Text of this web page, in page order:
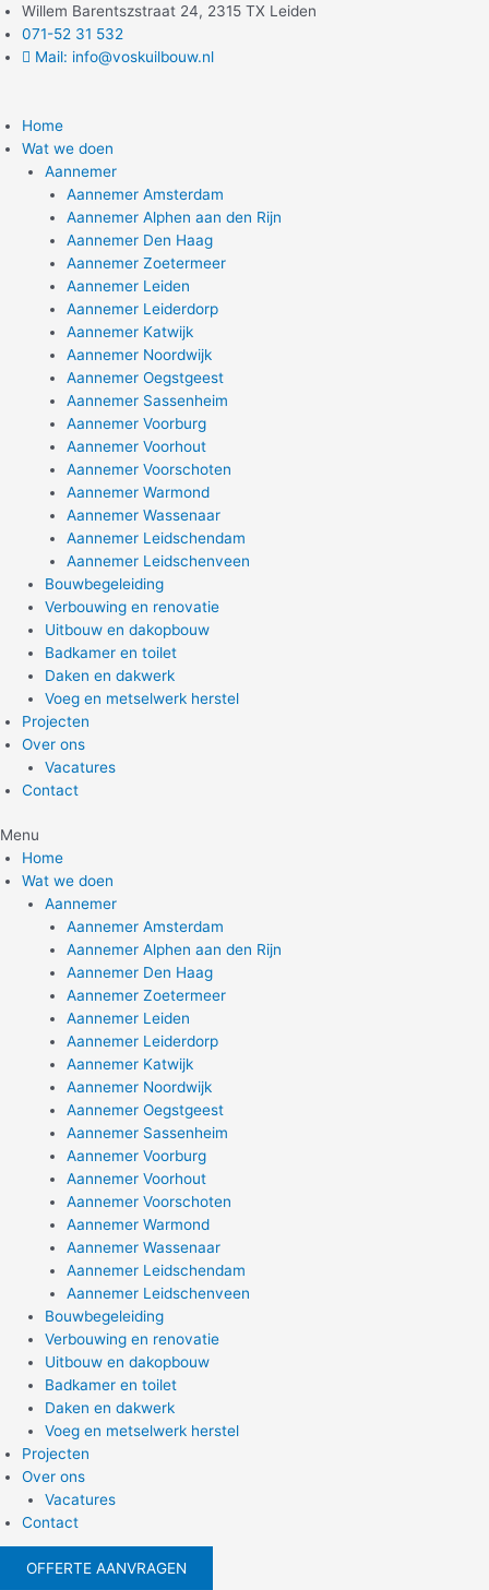
Ga
naar
de
Willem Barentszstraat 24, 2315 TX Leiden
071-52 31 532
Mail: info@voskuilbouw.nl
Home
Wat we doen
Aannemer
Aannemer Amsterdam
Aannemer Alphen aan den Rijn
Aannemer Den Haag
Aannemer Zoetermeer
Aannemer Leiden
Aannemer Leiderdorp
Aannemer Katwijk
Aannemer Noordwijk
Aannemer Oegstgeest
Aannemer Sassenheim
Aannemer Voorburg
Aannemer Voorhout
Aannemer Voorschoten
Aannemer Warmond
Aannemer Wassenaar
Aannemer Leidschendam
Aannemer Leidschenveen
Bouwbegeleiding
Verbouwing en renovatie
Uitbouw en dakopbouw
Badkamer en toilet
Daken en dakwerk
Voeg en metselwerk herstel
Projecten
Over ons
Vacatures
Contact
Menu
Home
Wat we doen
Aannemer
Aannemer Amsterdam
Aannemer Alphen aan den Rijn
Aannemer Den Haag
Aannemer Zoetermeer
Aannemer Leiden
Aannemer Leiderdorp
Aannemer Katwijk
Aannemer Noordwijk
Aannemer Oegstgeest
Aannemer Sassenheim
Aannemer Voorburg
Aannemer Voorhout
Aannemer Voorschoten
Aannemer Warmond
Aannemer Wassenaar
Aannemer Leidschendam
Aannemer Leidschenveen
Bouwbegeleiding
Verbouwing en renovatie
Uitbouw en dakopbouw
Badkamer en toilet
Daken en dakwerk
Voeg en metselwerk herstel
Projecten
Over ons
Vacatures
Contact
OFFERTE AANVRAGEN